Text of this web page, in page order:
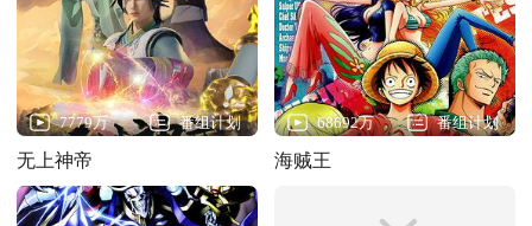
7779万 番组计划
无上神帝
68692万 番组计划
海贼王